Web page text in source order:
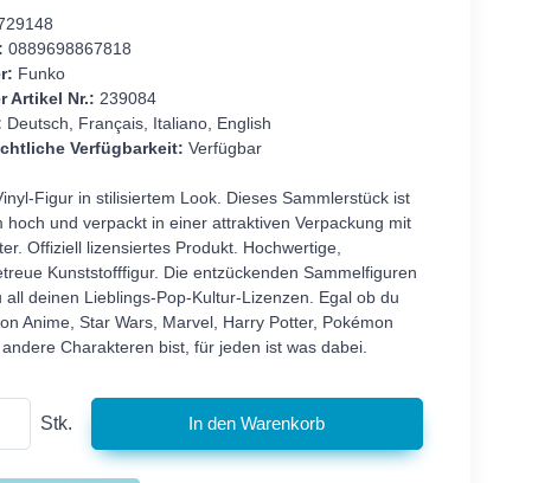
0889698867818
Funko
Artikel Nr.: 239084
Deutsch, Français, Italiano, English
Verfügbarkeit: Verfügbar
Figur in stilisiertem Look. Dieses Sammlerstück ist
hoch und verpackt in einer attraktiven Verpackung mit
Offiziell lizensiertes Produkt. Hochwertige,
Kunststofffigur. Die entzückenden Sammelfiguren
all deinen Lieblings-Pop-Kultur-Lizenzen. Egal ob du
Anime, Star Wars, Marvel, Harry Potter, Pokémon
Charakteren bist, für jeden ist was dabei.
Stk.